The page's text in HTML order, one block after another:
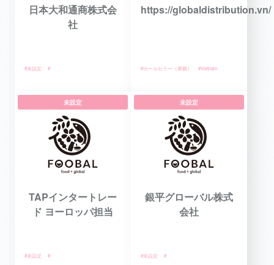
日本大和通商株式会
社
#未設定 #
https://globaldistribution.vn/
#ホールセラー（業務） #Vietnam
未設定
TAPインタートレー
ド ヨーロッパ担当
#未設定 #
未設定
銀平グローバル株式
会社
#未設定 #